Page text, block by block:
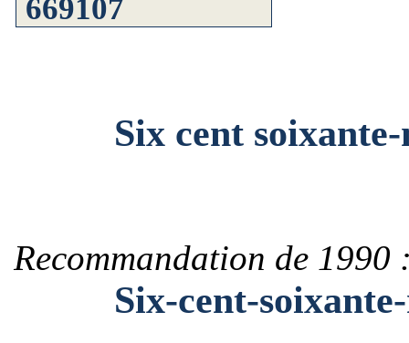
Six cent soixante-
Recommandation de 1990
Six-cent-soixante-